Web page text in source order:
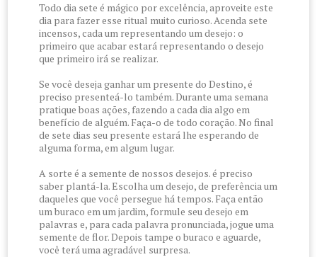
Todo dia sete é mágico por excelência, aproveite este
dia para fazer esse ritual muito curioso. Acenda sete
incensos, cada um representando um desejo: o
primeiro que acabar estará representando o desejo
que primeiro irá se realizar.
Se você deseja ganhar um presente do Destino, é
preciso presenteá-lo também. Durante uma semana
pratique boas ações, fazendo a cada dia algo em
benefício de alguém. Faça-o de todo coração. No final
de sete dias seu presente estará lhe esperando de
alguma forma, em algum lugar.
A sorte é a semente de nossos desejos. é preciso
saber plantá-la. Escolha um desejo, de preferência um
daqueles que você persegue há tempos. Faça então
um buraco em um jardim, formule seu desejo em
palavras e, para cada palavra pronunciada, jogue uma
semente de flor. Depois tampe o buraco e aguarde,
você terá uma agradável surpresa.